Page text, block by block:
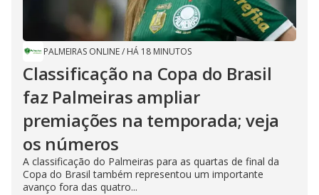
PALMEIRAS ONLINE/ HÁ 18 MINUTOS
Classificação na Copa do Brasil
faz Palmeiras ampliar
premiações na temporada; veja
os números
A classificação do Palmeiras para as quartas de final da
Copa do Brasil também representou um importante
avanço fora das quatro...